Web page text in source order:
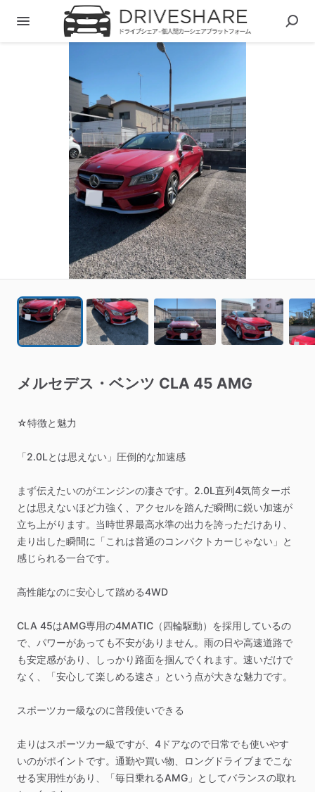
メルセデス・ベンツ CLA 45 AMG
☆特徴と魅力
「2.0Lとは思えない」圧倒的な加速感
まず伝えたいのがエンジンの凄さです。2.0L直列4気筒ターボ
とは思えないほど力強く、アクセルを踏んだ瞬間に鋭い加速が
立ち上がります。当時世界最高水準の出力を誇っただけあり、
走り出した瞬間に「これは普通のコンパクトカーじゃない」と
感じられる一台です。
高性能なのに安心して踏める4WD
CLA 45はAMG専用の4MATIC（四輪駆動）を採用しているの
で、パワーがあっても不安がありません。雨の日や高速道路で
も安定感があり、しっかり路面を掴んでくれます。速いだけで
なく、「安心して楽しめる速さ」という点が大きな魅力です。
スポーツカー級なのに普段使いできる
走りはスポーツカー級ですが、4ドアなので日常でも使いやす
いのがポイントです。通勤や買い物、ロングドライブまでこな
せる実用性があり、「毎日乗れるAMG」としてバランスの取れ